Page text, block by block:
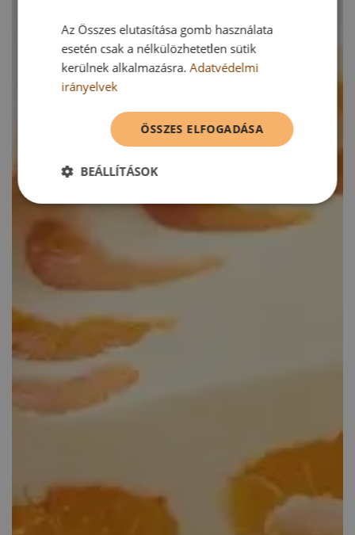
Az Összes elutasítása gomb használata
esetén csak a nélkülözhetetlen sütik
kerülnek alkalmazásra.Adatvédelmi
irányelvek
ÖSSZES ELFOGADÁSA
BEÁLLÍTÁSOK